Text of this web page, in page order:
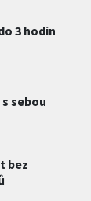
3 hodin
s sebou
bez